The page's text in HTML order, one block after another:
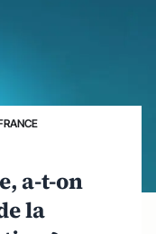
a-t-on
la